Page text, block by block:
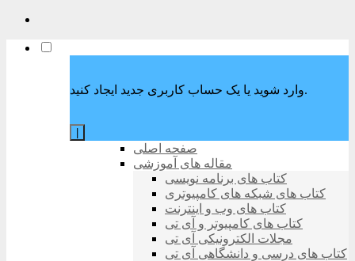
وارد شوید یا یک حساب کاربری جدید ایجاد کنید.
صفحه اصلی
مقاله های آموزشی
کتاب های برنامه نویسی
کتاب های شبکه های کامپیوتری
کتاب های وب و اینترنت
کتاب های کامپیوتر و آی تی
مجلات الکترونیکی آی تی
کتاب های درسی و دانشگاهی آی تی